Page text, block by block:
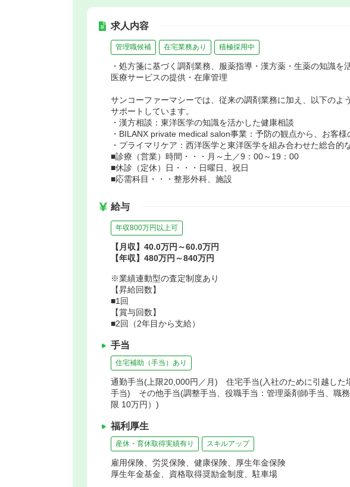
求人内容
管理職候補 在宅業務あり 積極採用中
・処方箋に基づく調剤業務、服薬指導・漢方薬・生薬の知識
医療サービスの提供・在庫管理
サンコーファーマシーでは、従来の調剤業務に加え、以下のよ
サポートしています。
・漢方相談：東洋医学の知識を活かした健康相談
・BILANX private medical salon事業：予防の観点から、お客
・プライマリケア：西洋医学と東洋医学を組み合わせた総合的
■診療（営業）時間・・・月～土／9：00～19：00
■休診（定休）日・・・日曜日、祝日
■応需科目・・・整形外科、施設
給与
年収800万円以上可
【月収】40.0万円～60.0万円
【年収】480万円～840万円
※業績連動型の査定制度あり
【昇給回数】
■1回
【賞与回数】
■2回（2年目から支給）
手当
住宅補助（手当）あり
通勤手当(上限20,000円／月) 住宅手当(入社のために引越し
手当) その他手当(調整手当、役職手当：管理薬剤師手当、職
限 10万円）)
福利厚生
産休・育休取得実績有り スキルアップ
雇用保険、労災保険、健康保険、厚生年金保険
厚生年金基金、資格取得奨励金制度、駐車場